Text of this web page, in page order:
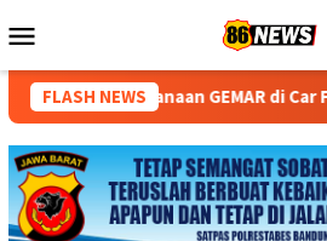
ke
Mobile
FLASH NEWS
GEMAR di Car Free Day Garut